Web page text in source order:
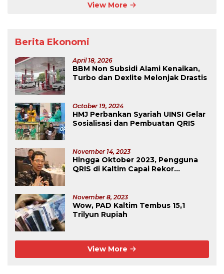
View More
Berita Ekonomi
April 18, 2026
BBM Non Subsidi Alami Kenaikan,
Turbo dan Dexlite Melonjak Drastis
October 19, 2024
HMJ Perbankan Syariah UINSI Gelar
Sosialisasi dan Pembuatan QRIS
November 14, 2023
Hingga Oktober 2023, Pengguna
QRIS di Kaltim Capai Rekor
November 8, 2023
Wow, PAD Kaltim Tembus 15,1
Trilyun Rupiah
View More